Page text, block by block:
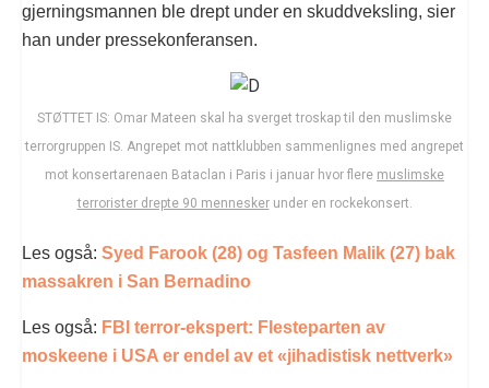
gjerningsmannen ble drept under en skuddveksling, sier
han under pressekonferansen.
STØTTET IS: Omar Mateen skal ha sverget troskap til den muslimske
terrorgruppen IS. Angrepet mot nattklubben sammenlignes med angrepet
mot konsertarenaen Bataclan i Paris i januar hvor flere muslimske
terrorister drepte 90 menneskerunder en rockekonsert.
Les også: Syed Farook (28) og Tasfeen Malik (27) bak
massakren i San Bernadino
Les også: FBI terror-ekspert: Flesteparten av
moskeene i USA er endel av et «jihadistisk nettverk»